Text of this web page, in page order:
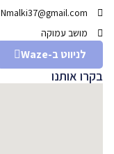
Nmalki37@gmail.com
מושב עמוקה
לניווט ב-Waze
בקרו אותנו